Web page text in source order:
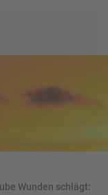
Wunden schlägt: